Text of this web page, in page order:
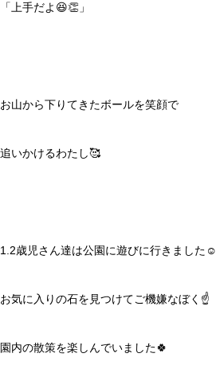
「上手だよ😆👏」
お山から下りてきたボールを笑顔で
追いかけるわたし🥰
1.2歳児さん達は公園に遊びに行きました☺️
お気に入りの石を見つけてご機嫌なぼく☝️
園内の散策を楽しんでいました🍀